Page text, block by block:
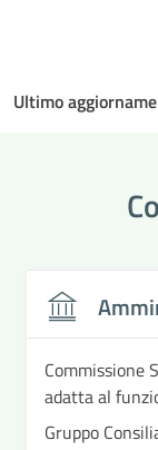
Ultimo
Commissione
adatta al
Gruppo